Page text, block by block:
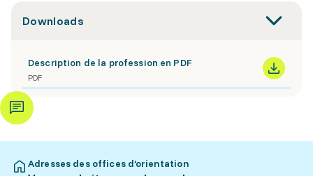
Downloads
Description de la profession en PDF
PDF
Adresses des offices d’orientation